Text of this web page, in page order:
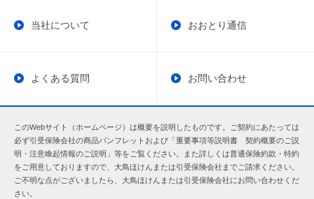
当社について おおとり通信
よくある質問 お問い合わせ
このWebサイト（ホームページ）は概要を説明したものです。ご契約にあたっては
必ず引受保険会社の商品パンフレットおよび「重要事項等説明書 契約概要のご説
明・注意喚起情報のご説明」等をご覧ください。また詳しくは普通保険約款・特約
をご用意しておりますので、大鳥ほけんまたは引受保険会社までご請求ください。
ご不明な点がございましたら、大鳥ほけんまたは引受保険会社にお問い合わせくだ
さい。